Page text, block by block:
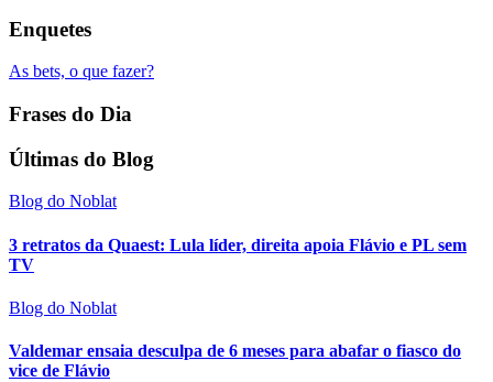
Enquetes
As bets, o que fazer?
Frases do Dia
Últimas do Blog
Blog do Noblat
3 retratos da Quaest: Lula líder, direita apoia Flávio e PL sem
TV
Blog do Noblat
Valdemar ensaia desculpa de 6 meses para abafar o fiasco do
vice de Flávio